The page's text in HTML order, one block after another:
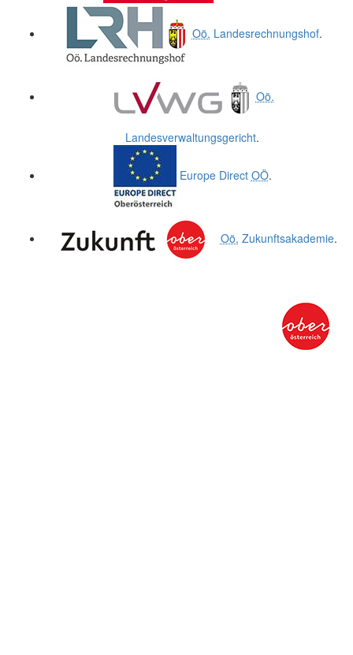
Oö. Landesrechnungshof.
Oö.
Landesverwaltungsgericht.
Europe Direct OÖ.
Oö. Zukunftsakademie.